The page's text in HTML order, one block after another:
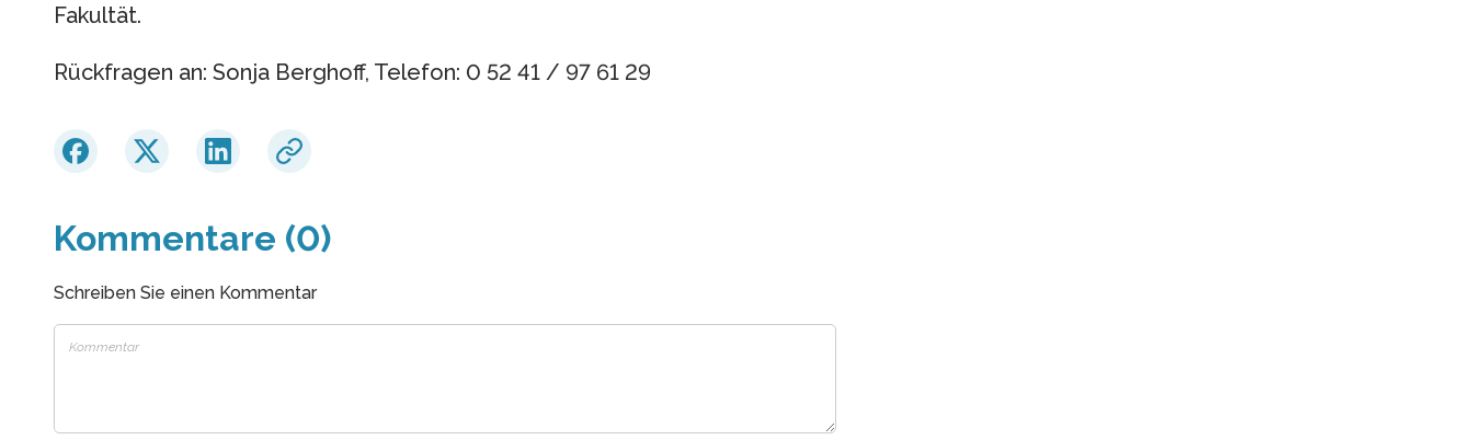
Fakultät.
Rückfragen an: Sonja Berghoff, Telefon: 0 52 41 / 97 61 29
Kommentare (0)
Schreiben Sie einen Kommentar